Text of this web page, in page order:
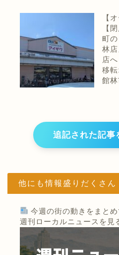
【
【
町
林
店
移
館
追記された記事
他にも情報盛りだくさん
今週の街の動きをまと
週刊ローカルニュースを見